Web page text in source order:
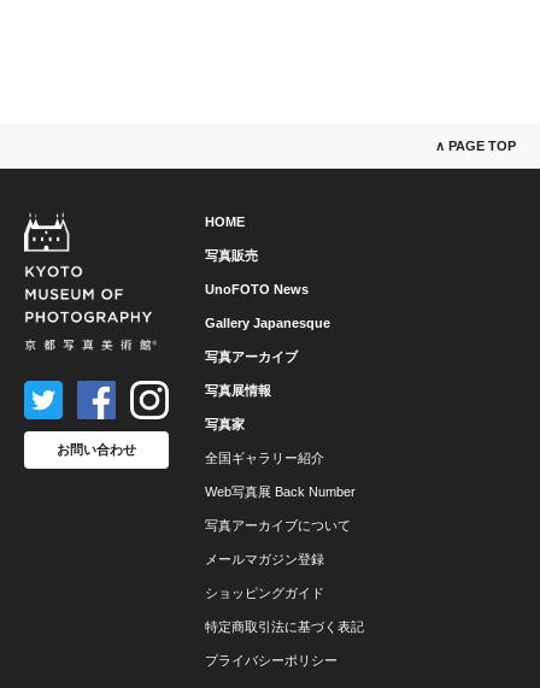
∧ PAGE TOP
HOME
写真販売
UnoFOTO News
Gallery Japanesque
写真アーカイブ
写真展情報
写真家
全国ギャラリー紹介
Web写真展 Back Number
写真アーカイブについて
メールマガジン登録
ショッピングガイド
特定商取引法に基づく表記
プライバシーポリシー
お問い合わせ